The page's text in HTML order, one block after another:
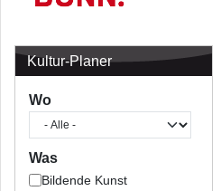
Kultur-Planer
Wo
Was
Bildende Kunst